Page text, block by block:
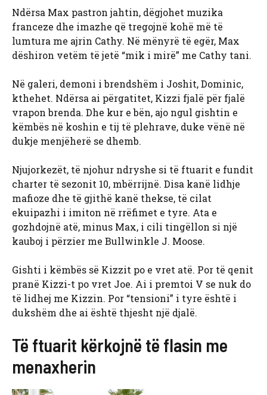
Ndërsa Max pastron jahtin, dëgjohet muzika
franceze dhe imazhe që tregojnë kohë më të
lumtura me ajrin Cathy. Në mënyrë të egër, Max
dëshiron vetëm të jetë “mik i mirë” me Cathy tani.
Në galeri, demoni i brendshëm i Joshit, Dominic,
kthehet. Ndërsa ai përgatitet, Kizzi fjalë për fjalë
vrapon brenda. Dhe kur e bën, ajo ngul gishtin e
këmbës në koshin e tij të plehrave, duke vënë në
dukje menjëherë se dhemb.
Njujorkezët, të njohur ndryshe si të ftuarit e fundit
charter të sezonit 10, mbërrijnë. Disa kanë lidhje
mafioze dhe të gjithë kanë thekse, të cilat
ekuipazhi i imiton në rrëfimet e tyre. Ata e
gozhdojnë atë, minus Max, i cili tingëllon si një
kauboj i përzier me Bullwinkle J. Moose.
Gishti i këmbës së Kizzit po e vret atë. Por të qenit
pranë Kizzi-t po vret Joe. Ai i premtoi V se nuk do
të lidhej me Kizzin. Por “tensioni” i tyre është i
dukshëm dhe ai është thjesht një djalë.
Të ftuarit kërkojnë të flasin me
menaxherin